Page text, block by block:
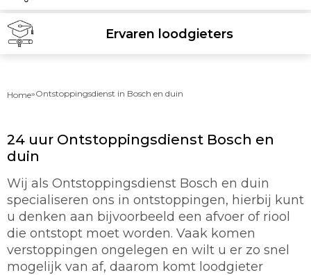
Ervaren loodgieters
Home»Ontstoppingsdienst in Bosch en duin
24 uur Ontstoppingsdienst Bosch en
duin
Wij als Ontstoppingsdienst Bosch en duin
specialiseren ons in ontstoppingen, hierbij kunt
u denken aan bijvoorbeeld een afvoer of riool
die ontstopt moet worden. Vaak komen
verstoppingen ongelegen en wilt u er zo snel
mogelijk van af, daarom komt loodgieter